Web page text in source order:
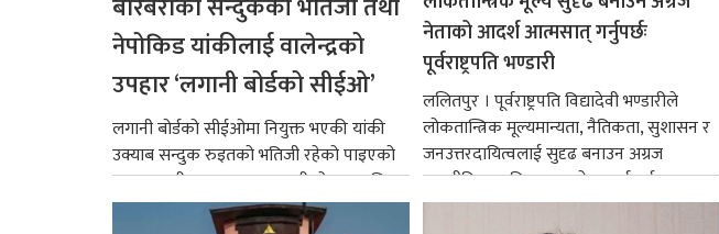
नेपोकिड यांकीलाई वालेन्द्रको
उपहार ‘लगानी बोर्डको सीईओ’
लगानी बोर्डको सीईओमा नियुक्त भएकी यांकी
उक्याब सन्दुक रुइतको भतिजी रहेको पाइएको
छ। तत्कालीन समयमा महाकालीको अञ्चलाधिश
नै बनेका जोन...
नेताको आदर्श आत्मसात् गर्नुपर्छः
पूर्वराष्ट्रपति भण्डारी
ललितपुर । पूर्वराष्ट्रपति विद्यादेवी भण्डारीले
लोकतान्त्रिक मूल्यमान्यता, नैतिकता, सुशासन र
जनउत्तरदायित्वलाई सुदृढ बनाउन अग्रज
राजनीतिक व्यक्तित्वहरूको आदर्शलाई आत्मसात्
गर्न आवश्यक...